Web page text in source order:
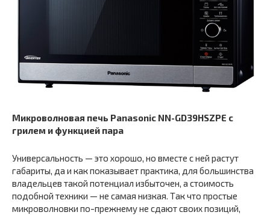
Микроволновая печь Panasonic NN-GD39HSZPE с
грилем и функцией пара
Универсальность — это хорошо, но вместе с ней растут
габариты, да и как показывает практика, для большинства
владельцев такой потенциал избыточен, а стоимость
подобной техники — не самая низкая. Так что простые
микроволновки по-прежнему не сдают своих позиций,